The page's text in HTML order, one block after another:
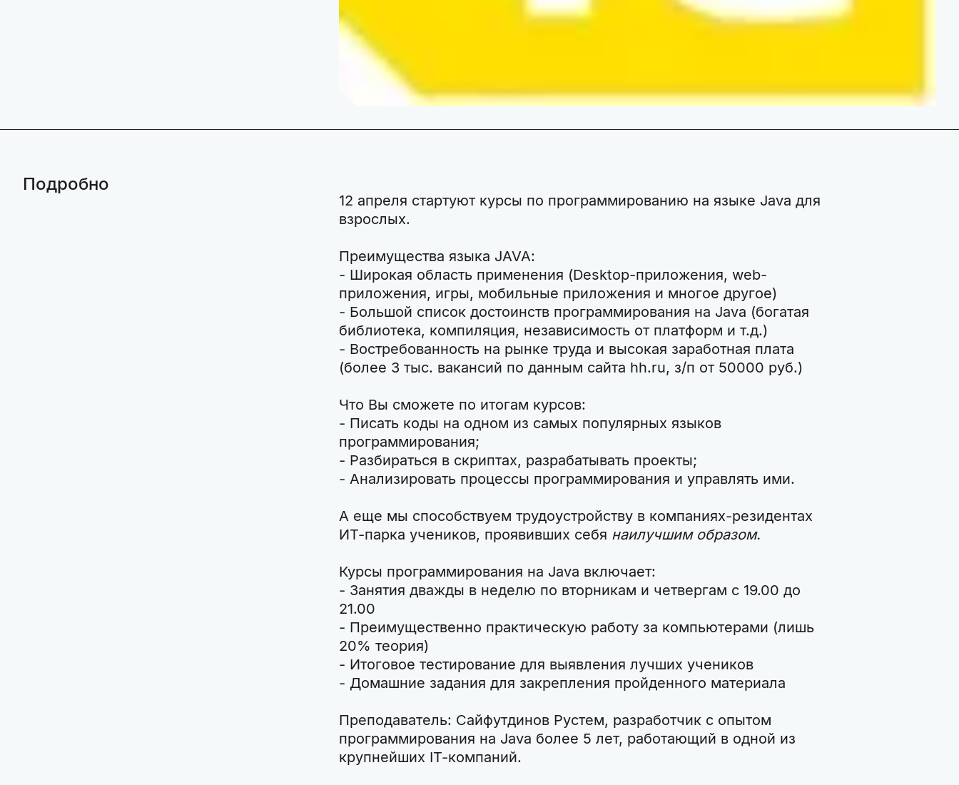
Подробно
12 апреля стартуют курсы по программированию на языке Java для
взрослых.
Преимущества языка JAVA:
- Широкая область применения (Desktop-приложения, web-
приложения, игры, мобильные приложения и многое другое)
- Большой список достоинств программирования на Java (богатая
библиотека, компиляция, независимость от платформ и т.д.)
- Востребованность на рынке труда и высокая заработная плата
(более 3 тыс. вакансий по данным сайта hh.ru, з/п от 50000 руб.)
Что Вы сможете по итогам курсов:
- Писать коды на одном из самых популярных языков
программирования;
- Разбираться в скриптах, разрабатывать проекты;
- Анализировать процессы программирования и управлять ими.
А еще мы способствуем трудоустройству в компаниях-резидентах
ИТ-парка учеников, проявивших себя наилучшим образом.
Курсы программирования на Java включает:
- Занятия дважды в неделю по вторникам и четвергам с 19.00 до
21.00
- Преимущественно практическую работу за компьютерами (лишь
20% теория)
- Итоговое тестирование для выявления лучших учеников
- Домашние задания для закрепления пройденного материала
Преподаватель: Сайфутдинов Рустем, разработчик с опытом
программирования на Java более 5 лет, работающий в одной из
крупнейших IT-компаний.